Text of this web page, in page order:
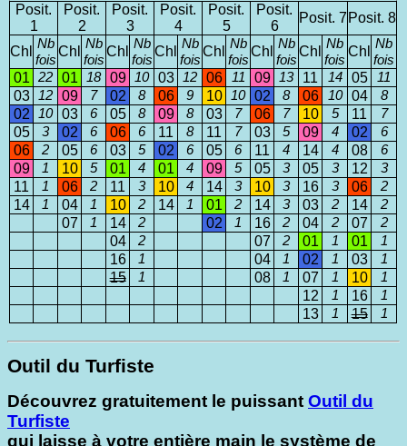
Posit.
1
Posit.
2
Posit.
3
Posit.
4
Posit.
5
Posit.
6
Posit. 7 Posit. 8
Chl Nb
fois
Chl Nb
fois
Chl Nb
fois
Chl Nb
fois
Chl Nb
fois
Chl Nb
fois
Chl Nb
fois
Chl Nb
fois
01 22 01 18 09 10 03 12 06 11 09 13 11 14 05 11
03 12 09 7 02 8 06 9 10 10 02 8 06 10 04 8
02 10 03 6 05 8 09 8 03 7 06 7 10 5 11 7
05 3 02 6 06 6 11 8 11 7 03 5 09 4 02 6
06 2 05 6 03 5 02 6 05 6 11 4 14 4 08 6
09 1 10 5 01 4 01 4 09 5 05 3 05 3 12 3
11 1 06 2 11 3 10 4 14 3 10 3 16 3 06 2
14 1 04 1 10 2 14 1 01 2 14 3 03 2 14 2
07 1 14 2 02 1 16 2 04 2 07 2
04 2 07 2 01 1 01 1
16 1 04 1 02 1 03 1
15 1 08 1 07 1 10 1
12 1 16 1
13 1 15 1
Outil du Turfiste
Découvrez gratuitement le puissant Outil du
Turfiste
qui laisse à votre entière main le système de